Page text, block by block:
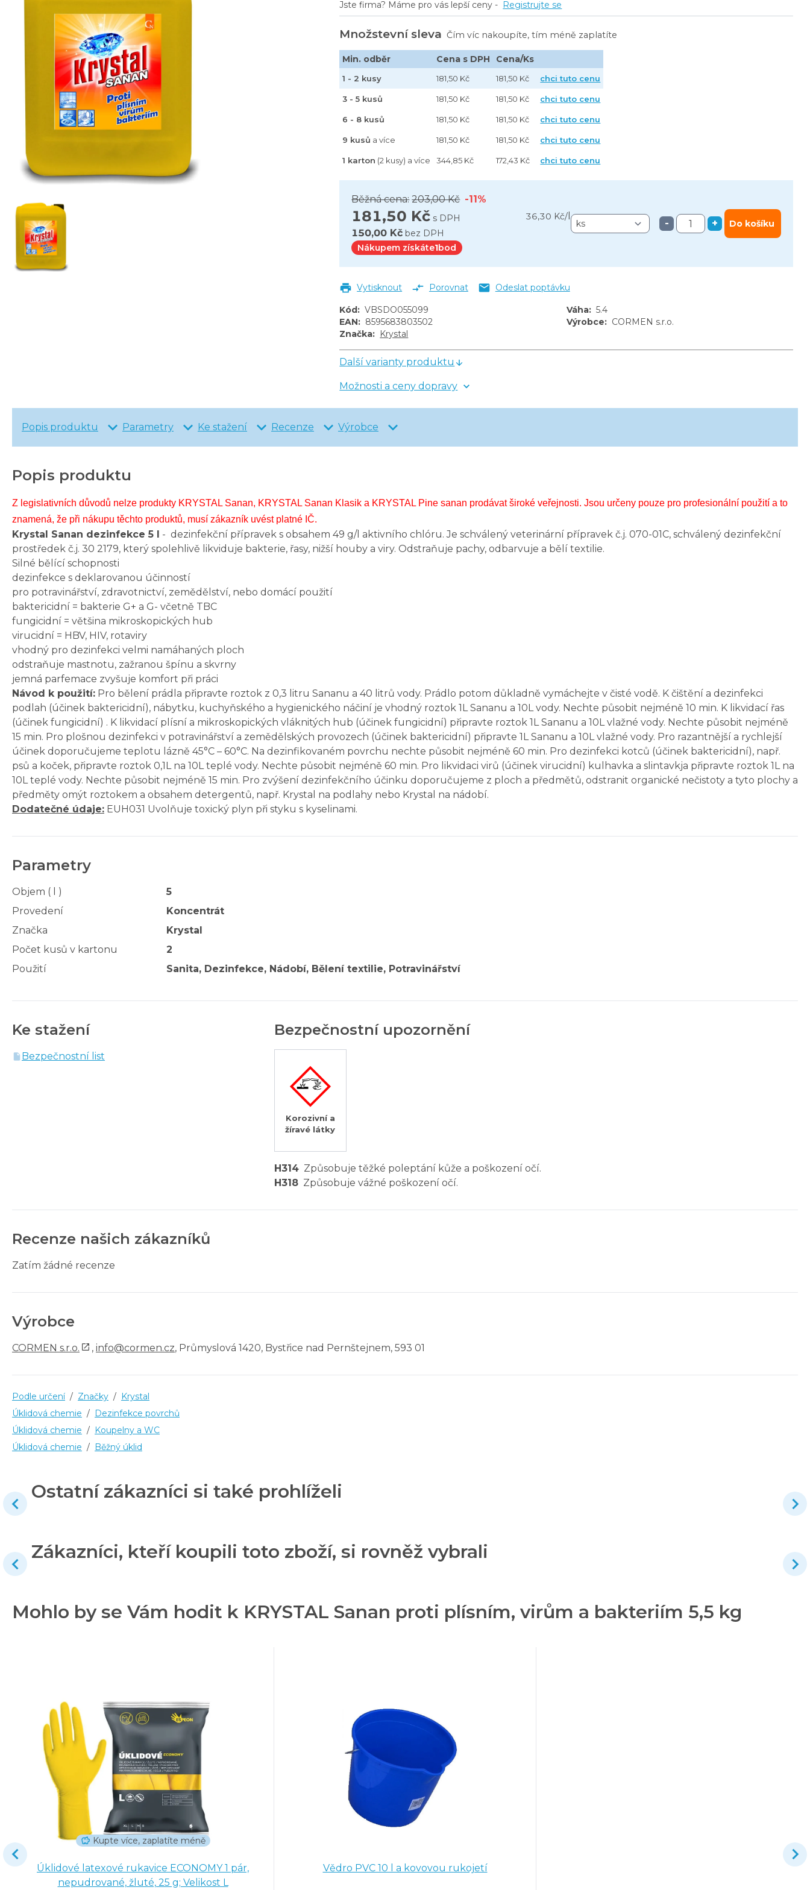
Běžná cena: 203,00 Kč -11%
181,50 Kč s DPH 36,30 Kč/
150,00 Kč bez DPH
Nákupem získáte1bod
- + Do košíku
Jste firma? Máme pro vás lepší ceny - Registrujte se
Množstevní sleva Čím víc nakoupíte, tím méně zaplatíte
Min. odběr Cena s DPH Cena/Ks
1 - 2 kusy 181,50 Kč 181,50 Kč chci tuto cenu
3 - 5 kusů 181,50 Kč 181,50 Kč chci tuto cenu
6 - 8 kusů 181,50 Kč 181,50 Kč chci tuto cenu
9 kusů a více 181,50 Kč 181,50 Kč chci tuto cenu
1 karton (2 kusy) a více 344,85 Kč 172,43 Kč chci tuto cenu
Vytisknout Porovnat Odeslat poptávku
Kód: VBSDO055099 Váha: 5.4
EAN: 8595683803502 Výrobce: CORMEN s.r.o.
Značka: Krystal
Další varianty produktu
Možnosti a ceny dopravy
Popis produktu Parametry Ke stažení Recenze Výrobce
Popis produktu
Z legislativních důvodů nelze produkty KRYSTAL Sanan, KRYSTAL Sanan Klasik a KRYSTAL Pine sanan prodávat široké veřejnosti. Jsou určeny pouze pro profesionální použití a to
znamená, že při nákupu těchto produktů, musí zákazník uvést platné IČ.
Krystal Sanan dezinfekce 5 l
- dezinfekční přípravek s obsahem 49 g/l aktivního chlóru. Je schválený veterinární přípravek č.j. 070-01C, schválený dezinfekční
prostředek č.j. 30 2179, který spolehlivě likviduje bakterie, řasy, nižší houby a viry. Odstraňuje pachy, odbarvuje a bělí textilie.
Silné bělící schopnosti
dezinfekce s deklarovanou účinností
pro potravinářství, zdravotnictví, zemědělství, nebo domácí použití
baktericidní = bakterie G+ a G- včetně TBC
fungicidní = většina mikroskopických hub
virucidní = HBV, HIV, rotaviry
vhodný pro dezinfekci velmi namáhaných ploch
odstraňuje mastnotu, zažranou špínu a skvrny
jemná parfemace zvyšuje komfort při práci
Návod k použití: Pro bělení prádla připravte roztok z 0,3 litru Sananu a 40 litrů vody. Prádlo potom důkladně vymáchejte v čisté vodě. K čištění a dezinfekci
podlah (účinek baktericidní), nábytku, kuchyňského a hygienického náčiní je vhodný roztok 1L Sananu a 10L vody. Nechte působit nejméně 10 min. K likvidací řas
(účinek fungicidní) . K likvidací plísní a mikroskopických vláknitých hub (účinek fungicidní) připravte roztok 1L Sananu a 10L vlažné vody. Nechte působit nejméně
15 min. Pro plošnou dezinfekci v potravinářství a zemědělských provozech (účinek baktericidní) připravte 1L Sananu a 10L vlažné vody. Pro razantnější a rychlejší
účinek doporučujeme teplotu lázně 45°C – 60°C. Na dezinfikovaném povrchu nechte působit nejméně 60 min. Pro dezinfekci kotců (účinek baktericidní), např.
psů a koček, připravte roztok 0,1L na 10L teplé vody. Nechte působit nejméně 60 min. Pro likvidaci virů (účinek virucidní) kulhavka a slintavkja připravte roztok 1L na
10L teplé vody. Nechte působit nejméně 15 min. Pro zvýšení dezinfekčního účinku doporučujeme z ploch a předmětů, odstranit organické nečistoty a tyto plochy a
předměty omýt roztokem a obsahem detergentů, např. Krystal na podlahy nebo Krystal na nádobí.
Dodatečné údaje: EUH031 Uvolňuje toxický plyn při styku s kyselinami.
Parametry
Objem ( l )
5
Provedení
Koncentrát
Značka
Krystal
Počet kusů v kartonu
2
Použití
Sanita, Dezinfekce, Nádobí, Bělení textilie, Potravinářství
Ke stažení
Bezpečnostní list
Bezpečnostní upozornění
Korozivní a
žíravé látky
H314 Způsobuje těžké poleptání kůže a poškození očí.
H318 Způsobuje vážné poškození očí.
Recenze našich zákazníků
Zatím žádné recenze
Výrobce
CORMEN s.r.o. , info@cormen.cz, Průmyslová 1420, Bystřice nad Pernštejnem, 593 01
Podle určení / Značky / Krystal
Úklidová chemie / Dezinfekce povrchů
Úklidová chemie / Koupelny a WC
Úklidová chemie / Běžný úklid
Ostatní zákazníci si také prohlíželi
Zákazníci, kteří koupili toto zboží, si rovněž vybrali
Mohlo by se Vám hodit k KRYSTAL Sanan proti plísním, virům a bakteriím 5,5 kg
Kupte více, zaplatíte méně
Úklidové latexové rukavice ECONOMY 1 pár,
nepudrované, žluté, 25 g; Velikost L
Vědro PVC 10 l a kovovou rukojetí